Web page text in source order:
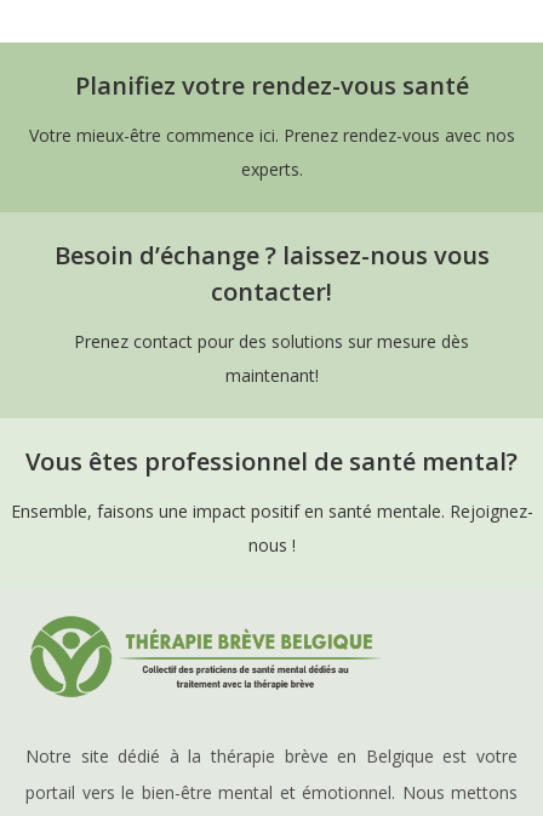
Planifiez votre rendez-vous santé
Votre mieux-être commence ici. Prenez rendez-vous avec nos
experts.
Besoin d’échange ? laissez-nous vous
contacter!
Prenez contact pour des solutions sur mesure dès
maintenant!
Vous êtes professionnel de santé mental?
Ensemble, faisons une impact positif en santé mentale. Rejoignez-
nous !
Notre site dédié à la thérapie brève en Belgique est votre
portail vers le bien-être mental et émotionnel. Nous mettons